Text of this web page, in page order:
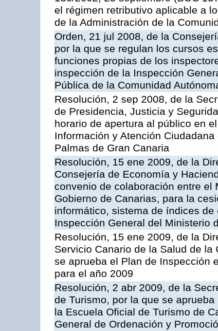
el régimen retributivo aplicable a
de la Administración de la
Orden, 21 jul 2008, de la
por la que se regulan los cursos
funciones propias de los
inspección de la Inspección
Pública de la Comunidad
Resolución, 2 sep 2008, de la
de Presidencia, Justicia y
horario de apertura al público en
Información y Atención
Palmas de Gran Canaria
Resolución, 15 ene 2009, de la
Consejería de Economía y
convenio de colaboración entre
Gobierno de Canarias, para la
informático, sistema de índices
Inspección General del Ministerio
Resolución, 15 ene 2009, de la
Servicio Canario de la Salud de
se aprueba el Plan de Inspección
para el año 2009
Resolución, 2 abr 2009, de la
de Turismo, por la que se
la Escuela Oficial de Turismo de
General de Ordenación y